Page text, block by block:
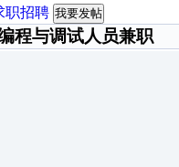
职招聘 我要发帖
程与调试人员兼职